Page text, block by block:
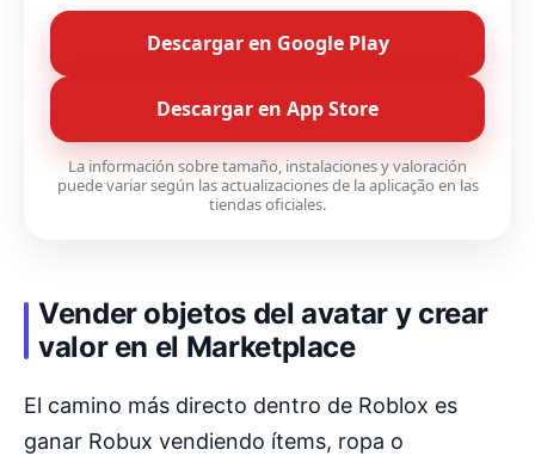
Descargar en Google Play
Descargar en App Store
La información sobre tamaño, instalaciones y valoración
puede variar según las actualizaciones de la aplicação en las
tiendas oficiales.
Vender objetos del avatar y crear
valor en el Marketplace
El camino más directo dentro de Roblox es
ganar Robux vendiendo ítems, ropa o